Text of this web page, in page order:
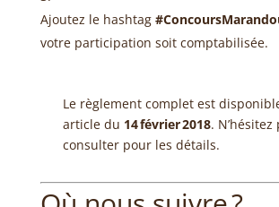
Ajoutez le hashtag
votre participation soit comptabilisée.
Le règlement complet est
article du 14 février 2018. N’hésitez
consulter pour les détails.